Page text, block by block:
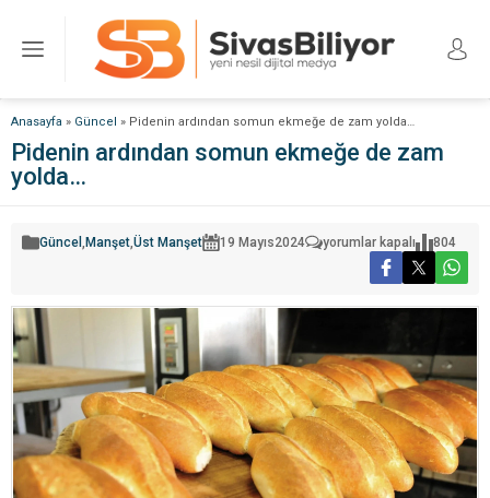
Anasayfa » Güncel » Pidenin ardından somun ekmeğe de zam yolda…
Pidenin ardından somun ekmeğe de zam
yolda…
Güncel , Manşet,Üst Manşet 19 Mayıs2024
Pidenin
ardından
ekmeğe
de
yorumlar kapalı 804